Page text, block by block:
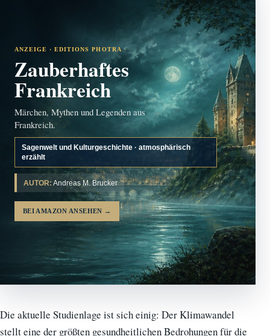
ANZEIGE · EDITIONS PHOTRA
Zauberhaftes
Frankreich
Märchen, Mythen und Legenden aus
Frankreich.
Sagenwelt und Kulturgeschichte · atmosphärisch
erzählt
AUTOR: Andreas M. Brucker
BEI AMAZON ANSEHEN →
Die aktuelle Studienlage ist sich einig: Der Klimawandel
stellt eine der größten gesundheitlichen Bedrohungen für die